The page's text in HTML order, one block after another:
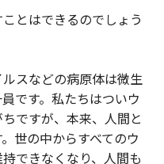
とはできるのでしょう
スなどの病原体は微生
です。私たちはついウ
ですが、本来、人間と
世の中からすべてのウ
できなくなり、人間も